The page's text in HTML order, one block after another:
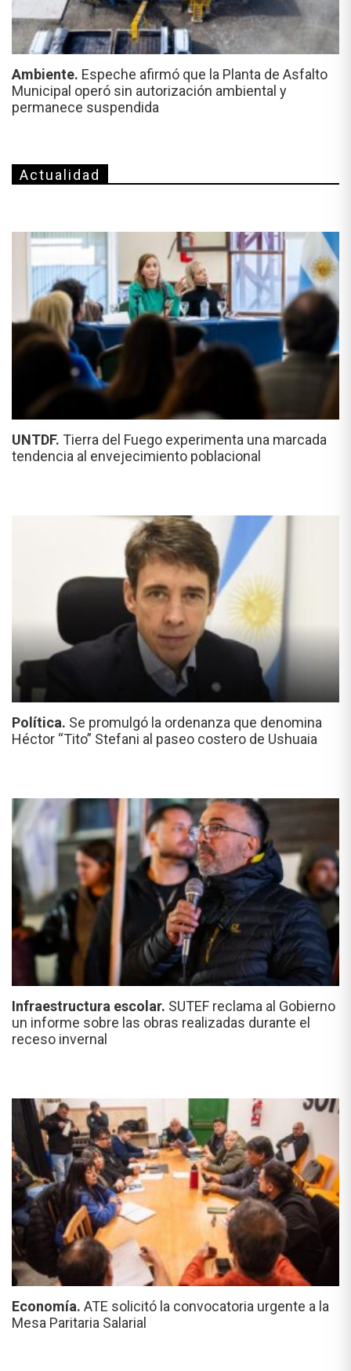
Ambiente. Espeche afirmó que la Planta de Asfalto
Municipal operó sin autorización ambiental y
permanece suspendida
Actualidad
UNTDF. Tierra del Fuego experimenta una marcada
tendencia al envejecimiento poblacional
Política. Se promulgó la ordenanza que denomina
Héctor “Tito” Stefani al paseo costero de Ushuaia
Infraestructura escolar. SUTEF reclama al Gobierno
un informe sobre las obras realizadas durante el
receso invernal
Economía. ATE solicitó la convocatoria urgente a la
Mesa Paritaria Salarial